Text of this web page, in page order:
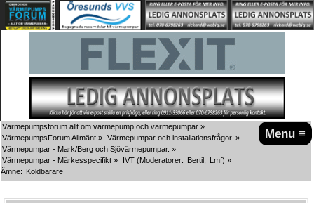
Menu ≡
Värmepumpsforum allt om värmepump och värmepumpar »
VärmepumpsForum Allmänt » Värmepumpar och installationsfrågor. »
Värmepumpar - Mark/Berg och Sjövärmepumpar. »
Värmepumpar - Märkesspecifikt » IVT (Moderatorer: Bertil Lmf) »
Ämne: Köldbärare